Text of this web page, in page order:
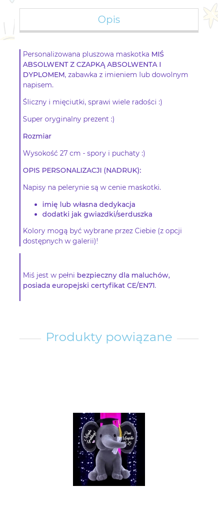
Opis
Personalizowana pluszowa maskotka MIŚ
ABSOLWENT Z CZAPKĄ ABSOLWENTA I
DYPLOMEM, zabawka z imieniem lub dowolnym
napisem.
Śliczny i mięciutki, sprawi wiele radości :)
Super oryginalny prezent :)
Rozmiar
Wysokość 27 cm - spory i puchaty :)
OPIS PERSONALIZACJI (NADRUK):
Napisy na pelerynie są w cenie maskotki.
imię lub własna dedykacja
dodatki jak gwiazdki/serduszka
Kolory mogą być wybrane przez Ciebie (z opcji
dostępnych w galerii)!
Miś jest w pełni bezpieczny dla maluchów,
posiada europejski certyfikat CE/EN71.
Produkty powiązane